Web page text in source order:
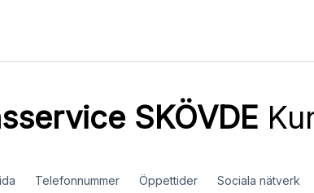
SKÖVDE
Telefonnummer Öppettider Sociala nätverk